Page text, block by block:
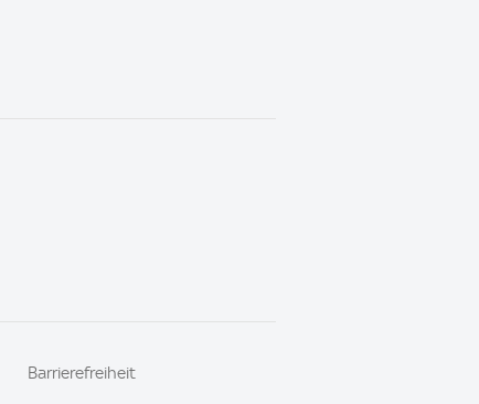
Barrierefreiheit